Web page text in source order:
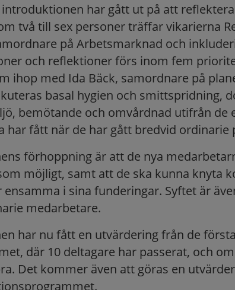
introduktionen har gått ut på att
två till sex personer träffar vikarierna
på Arbetsmarknad och
och reflektioner förs inom fem
ihop med Ida Bäck, samordnare på
basal hygien och smittspridning,
bemötande och omvårdnad utifrån de
har fått när de har gått bredvid ordinarie
förhoppning är att de nya
möjligt, samt att de ska kunna knyta
ensamma i sina funderingar. Syftet är
medarbetare.
har nu fått en utvärdering från de
där 10 deltagare har passerat, och
Det kommer även att göras en